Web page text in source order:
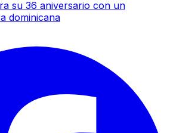
su 36 aniversario con un
dominicana